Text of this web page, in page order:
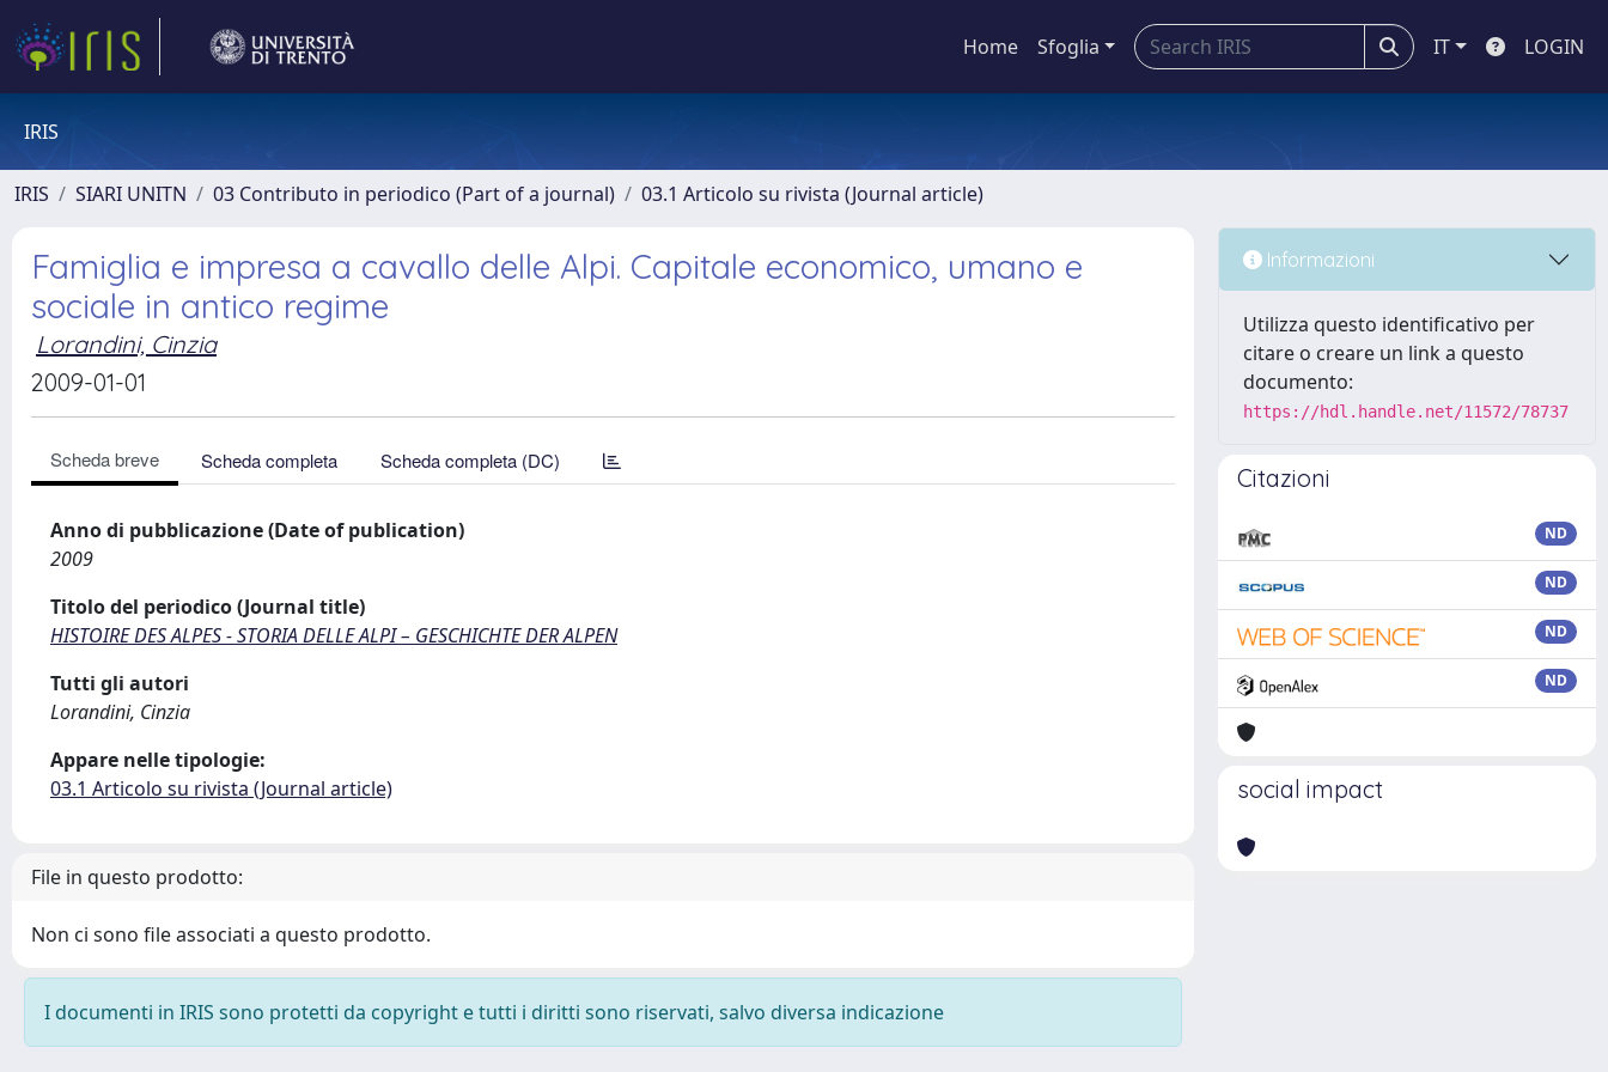
Home Sfoglia IT LOGIN
IRIS
IRIS SIARI UNITN 03 Contributo in periodico (Part of a journal) 03.1 Articolo su rivista (Journal article)
Famiglia e impresa a cavallo delle Alpi. Capitale economico, umano e
sociale in antico regime
Lorandini, Cinzia
2009-01-01
Scheda breve Scheda completa Scheda completa (DC)
Anno di pubblicazione (Date of publication)
2009
Titolo del periodico (Journal title)
HISTOIRE DES ALPES - STORIA DELLE ALPI – GESCHICHTE DER ALPEN
Tutti gli autori
Lorandini, Cinzia
Appare nelle tipologie:
03.1 Articolo su rivista (Journal article)
File in questo prodotto:
Non ci sono file associati a questo prodotto.
I documenti in IRIS sono protetti da copyright e tutti i diritti sono riservati, salvo diversa indicazione
Informazioni
Utilizza questo identificativo per
citare o creare un link a questo
documento:
https://hdl.handle.net/11572/78737
Citazioni
ND
ND
ND
ND
social impact